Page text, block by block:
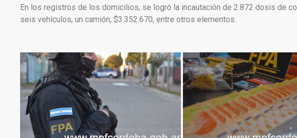
En los registros de los domicilios, se logró la incautación de 2.872 dosis de
seis vehículos, un camión, $3.352.670, entre otros elementos.